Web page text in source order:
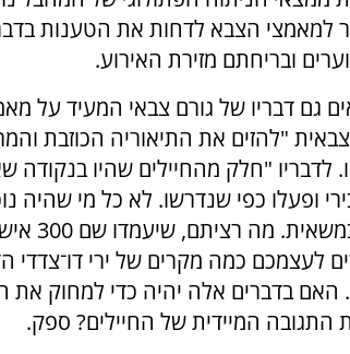
למאמצי הצבא לדחות את הטענות
ובריחתם מזירת האירוע.
גם דבריו של גורם צבאי המעיד על
"להזים את התיאוריה הכוזבת
לדבריו "חלק מהחיילים שהיו בנקודה
ופעלו כפי שנדרשו. לא כל מי שהיה
בזירה ירה
לעצמכם כמה מקרים של ירי דו־צדדי
האם בדברים אלה יהיה כדי למחוק
התגובה המיידית של החיילים? ספק.